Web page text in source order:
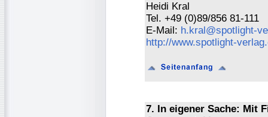
Heidi Kral
Tel. +49 (0)89/856 81-111
E-Mail: h.kral@spotlight-
http://www.spotlight-
7. In eigener Sache: Mit